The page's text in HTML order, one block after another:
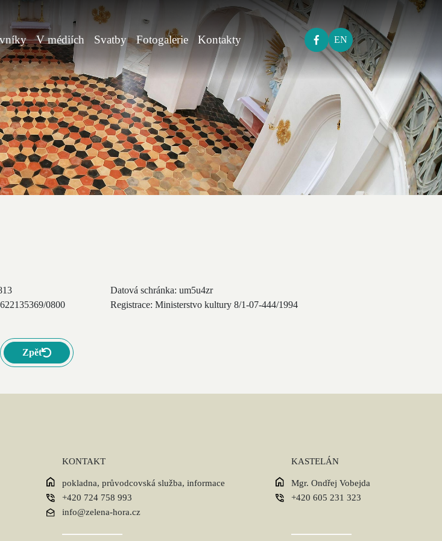
V médiích Svatby Fotogalerie Kontakty EN
0800
Datová schránka: um5u4zr
Registrace: Ministerstvo kultury 8/1-07-444/1994
Zpět
KONTAKT
pokladna, průvodcovská služba, informace
+420 724 758 993
info@zelena-hora.cz
KASTELÁN
Mgr. Ondřej Vobejda
+420 605 231 323